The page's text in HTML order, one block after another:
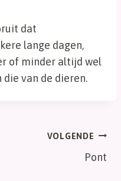
dat
lange dagen,
of minder altijd wel
van de dieren.
VOLGENDE
Pont